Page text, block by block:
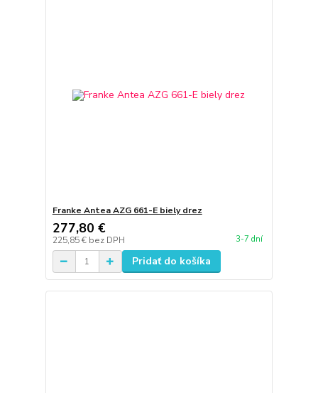
Franke Antea AZG 661-E biely drez
277,80 €
225,85 € bez DPH 3-7 dní
Pridať do košíka